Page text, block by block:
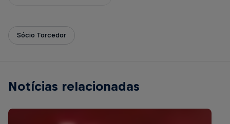
Sócio Torcedor
Notícias relacionadas